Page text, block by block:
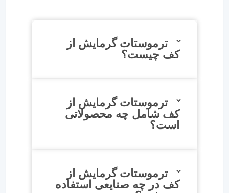
ترموستات گرمایش از
کف چیست؟
ترموستات گرمایش از
کف شامل چه محصولاتی
است؟
ترموستات گرمایش از
کف در چه صنایعی استفاده